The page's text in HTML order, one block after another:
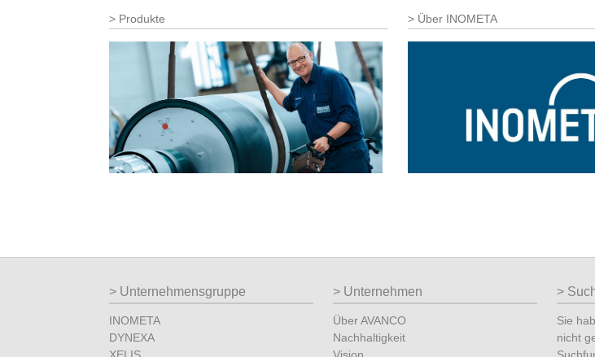
Produkte Über INOMETA
Unternehmensgruppe
INOMETA
DYNEXA
XELIS
Unternehmen
Über AVANCO
Nachhaltigkeit
Vision
Sie
nicht